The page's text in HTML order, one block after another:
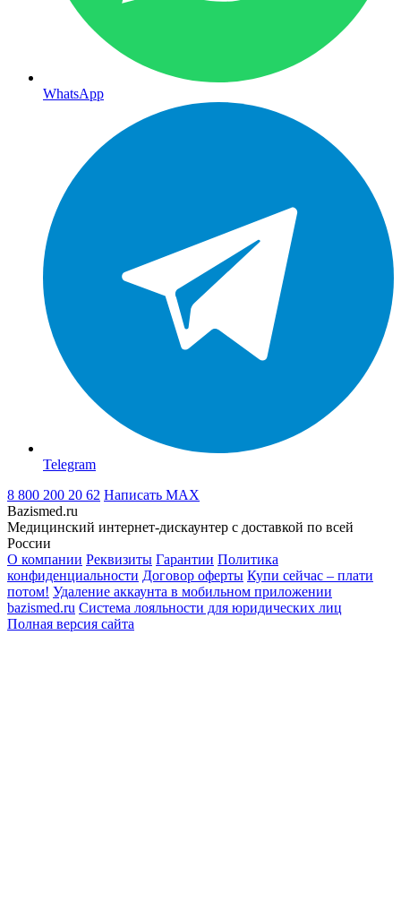
WhatsApp
Telegram
8 800 200 20 62 Написать MAX
Bazismed.ru
Медицинский интернет-дискаунтер с доставкой по всей
России
О компании Реквизиты Гарантии Политика
конфиденциальности Договор оферты Купи сейчас – плати
потом! Удаление аккаунта в мобильном приложении
bazismed.ru Система лояльности для юридических лиц
Полная версия сайта